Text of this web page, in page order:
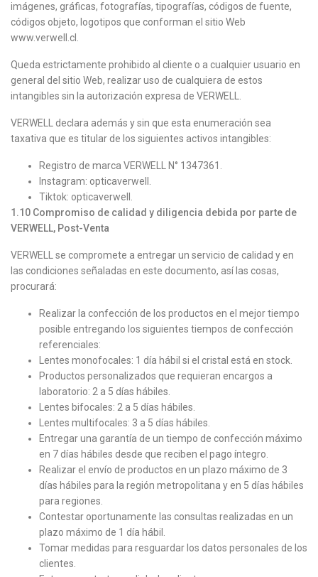
imágenes, gráficas, fotografías, tipografías, códigos de fuente,
códigos objeto, logotipos que conforman el sitio Web
www.verwell.cl.
Queda estrictamente prohibido al cliente o a cualquier usuario en
general del sitio Web, realizar uso de cualquiera de estos
intangibles sin la autorización expresa de VERWELL.
VERWELL declara además y sin que esta enumeración sea
taxativa que es titular de los siguientes activos intangibles:
Registro de marca VERWELL N° 1347361.
Instagram: opticaverwell.
Tiktok: opticaverwell.
1.10 Compromiso de calidad y diligencia debida por parte de
VERWELL, Post-Venta
VERWELL se compromete a entregar un servicio de calidad y en
las condiciones señaladas en este documento, así las cosas,
procurará:
Realizar la confección de los productos en el mejor tiempo
posible entregando los siguientes tiempos de confección
referenciales:
Lentes monofocales: 1 día hábil si el cristal está en stock.
Productos personalizados que requieran encargos a
laboratorio: 2 a 5 días hábiles.
Lentes bifocales: 2 a 5 días hábiles.
Lentes multifocales: 3 a 5 días hábiles.
Entregar una garantía de un tiempo de confección máximo
en 7 días hábiles desde que reciben el pago íntegro.
Realizar el envío de productos en un plazo máximo de 3
días hábiles para la región metropolitana y en 5 días hábiles
para regiones.
Contestar oportunamente las consultas realizadas en un
plazo máximo de 1 día hábil.
Tomar medidas para resguardar los datos personales de los
clientes.